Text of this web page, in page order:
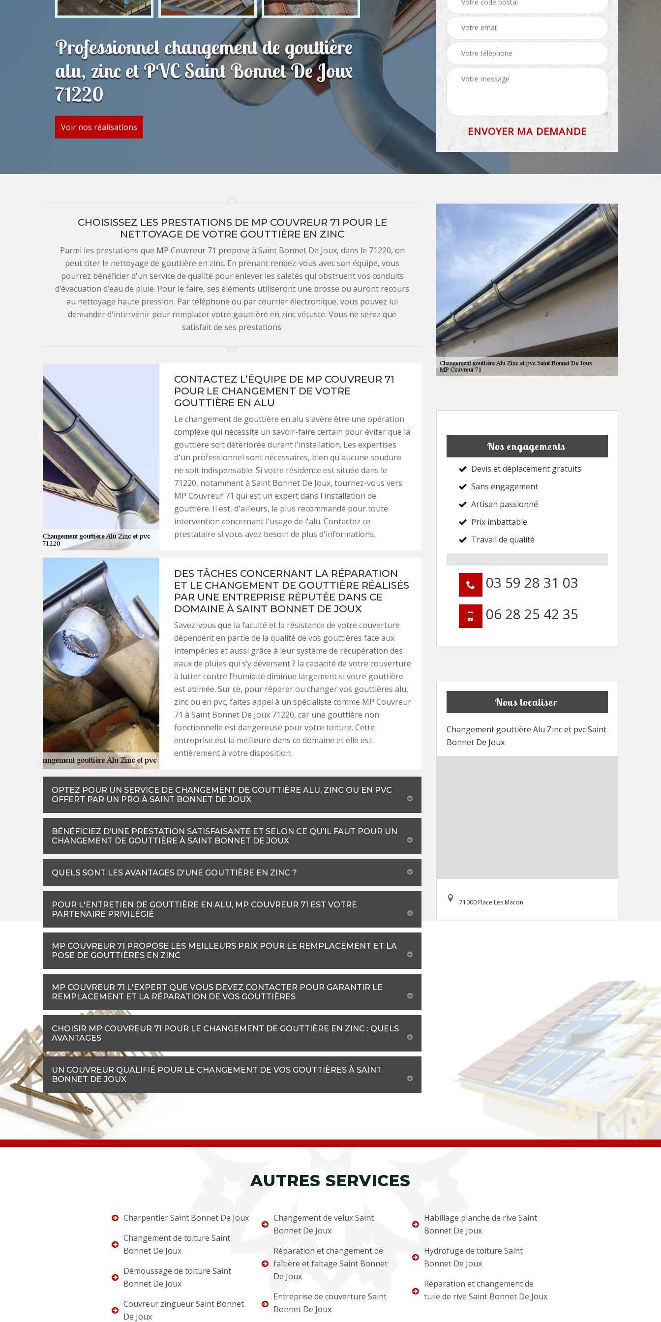
Professionnel changement de gouttière
alu, zinc et PVC Saint Bonnet De Joux
71220
Voir nos réalisations
CHOISISSEZ LES PRESTATIONS DE MP COUVREUR 71 POUR LE
NETTOYAGE DE VOTRE GOUTTIÈRE EN ZINC
Parmi les prestations que MP Couvreur 71 propose à Saint Bonnet De Joux, dans le 71220, on
peut citer le nettoyage de gouttière en zinc. En prenant rendez-vous avec son équipe, vous
pourrez bénéficier d'un service de qualité pour enlever les saletés qui obstruent vos conduits
d’évacuation d’eau de pluie. Pour le faire, ses éléments utiliseront une brosse ou auront recours
au nettoyage haute pression. Par téléphone ou par courrier électronique, vous pouvez lui
demander d'intervenir pour remplacer votre gouttière en zinc vétuste. Vous ne serez que
satisfait de ses prestations.
CONTACTEZ L’ÉQUIPE DE MP COUVREUR 71
POUR LE CHANGEMENT DE VOTRE
GOUTTIÈRE EN ALU
Le changement de gouttière en alu s'avère être une opération
complexe qui nécessite un savoir-faire certain pour éviter que la
gouttière soit détériorée durant l'installation. Les expertises
d'un professionnel sont nécessaires, bien qu'aucune soudure
ne soit indispensable. Si votre résidence est située dans le
71220, notamment à Saint Bonnet De Joux, tournez-vous vers
MP Couvreur 71 qui est un expert dans l'installation de
gouttière. Il est, d'ailleurs, le plus recommandé pour toute
intervention concernant l'usage de l'alu. Contactez ce
prestataire si vous avez besoin de plus d'informations.
DES TÂCHES CONCERNANT LA RÉPARATION
ET LE CHANGEMENT DE GOUTTIÈRE RÉALISÉS
PAR UNE ENTREPRISE RÉPUTÉE DANS CE
DOMAINE À SAINT BONNET DE JOUX
Savez-vous que la faculté et la résistance de votre couverture
dépendent en partie de la qualité de vos gouttières face aux
intempéries et aussi grâce à leur système de récupération des
eaux de pluies qui s’y déversent ? la capacité de votre couverture
à lutter contre l’humidité diminue largement si votre gouttière
est abimée. Sur ce, pour réparer ou changer vos gouttières alu,
zinc ou en pvc, faites appel à un spécialiste comme MP Couvreur
71 à Saint Bonnet De Joux 71220, car une gouttière non
fonctionnelle est dangereuse pour votre toiture. Cette
entreprise est la meilleure dans ce domaine et elle est
entièrement à votre disposition.
OPTEZ POUR UN SERVICE DE CHANGEMENT DE GOUTTIÈRE ALU, ZINC OU EN PVC
OFFERT PAR UN PRO À SAINT BONNET DE JOUX
BÉNÉFICIEZ D’UNE PRESTATION SATISFAISANTE ET SELON CE QU’IL FAUT POUR UN
CHANGEMENT DE GOUTTIÈRE À SAINT BONNET DE JOUX
QUELS SONT LES AVANTAGES D'UNE GOUTTIÈRE EN ZINC ?
POUR L'ENTRETIEN DE GOUTTIÈRE EN ALU, MP COUVREUR 71 EST VOTRE
PARTENAIRE PRIVILÉGIÉ
MP COUVREUR 71 PROPOSE LES MEILLEURS PRIX POUR LE REMPLACEMENT ET LA
POSE DE GOUTTIÈRES EN ZINC
MP COUVREUR 71 L'EXPERT QUE VOUS DEVEZ CONTACTER POUR GARANTIR LE
REMPLACEMENT ET LA RÉPARATION DE VOS GOUTTIÈRES
CHOISIR MP COUVREUR 71 POUR LE CHANGEMENT DE GOUTTIÈRE EN ZINC : QUELS
AVANTAGES
UN COUVREUR QUALIFIÉ POUR LE CHANGEMENT DE VOS GOUTTIÈRES À SAINT
BONNET DE JOUX
Nos engagements
Devis et déplacement gratuits
Sans engagement
Artisan passionné
Prix imbattable
Travail de qualité
03 59 28 31 03
06 28 25 42 35
Nous localiser
Changement gouttière Alu Zinc et pvc Saint
Bonnet De Joux
71000 Flace Les Macon
AUTRES SERVICES
Charpentier Saint Bonnet De Joux
Changement de toiture Saint
Bonnet De Joux
Démoussage de toiture Saint
Bonnet De Joux
Couvreur zingueur Saint Bonnet
De Joux
Changement de velux Saint
Bonnet De Joux
Réparation et changement de
faîtière et faîtage Saint Bonnet
De Joux
Entreprise de couverture Saint
Bonnet De Joux
Habillage planche de rive Saint
Bonnet De Joux
Hydrofuge de toiture Saint
Bonnet De Joux
Réparation et changement de
tuile de rive Saint Bonnet De Joux